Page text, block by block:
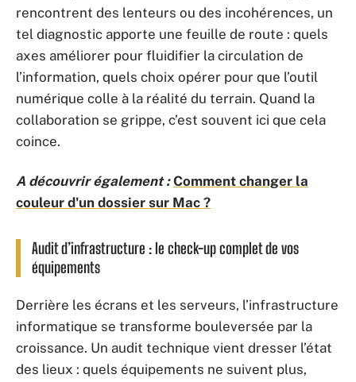
rencontrent des lenteurs ou des incohérences, un
tel diagnostic apporte une feuille de route : quels
axes améliorer pour fluidifier la circulation de
l’information, quels choix opérer pour que l’outil
numérique colle à la réalité du terrain. Quand la
collaboration se grippe, c’est souvent ici que cela
coince.
A découvrir également : Comment changer la
couleur d'un dossier sur Mac ?
Audit d’infrastructure : le check-up complet de vos
équipements
Derrière les écrans et les serveurs, l’infrastructure
informatique se transforme bouleversée par la
croissance. Un audit technique vient dresser l’état
des lieux : quels équipements ne suivent plus,